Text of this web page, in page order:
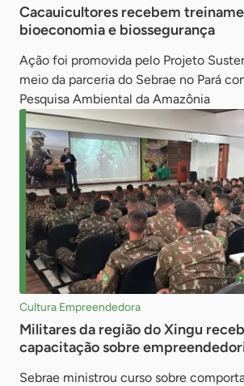
Cacauicultores recebem
bioeconomia e biossegurança
Ação foi promovida pelo Projeto
meio da parceria do Sebrae no Pará
Pesquisa Ambiental da Amazônia
Cultura Empreendedora
Militares da região do Xingu
capacitação sobre
Sebrae ministrou curso sobre